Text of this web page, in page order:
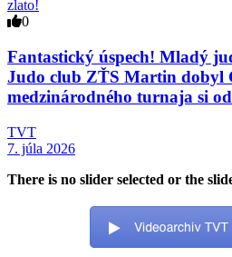
0
Fantastický úspech! Mladý
Judo club ZŤS Martin dobyl
medzinárodného turnaja si
TVT
7. júla 2026
There is no slider selected or the